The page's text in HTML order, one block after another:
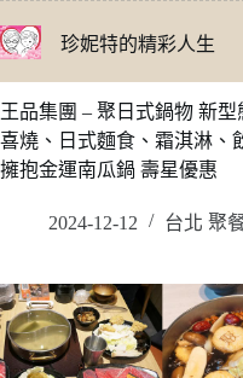
至
要
內
容
珍妮特的精彩人生
王品集團 – 聚日式鍋物 新
喜燒、日式麵食、霜淇淋、
擁抱金運南瓜鍋 壽星優惠
2024-12-12 台北 聚